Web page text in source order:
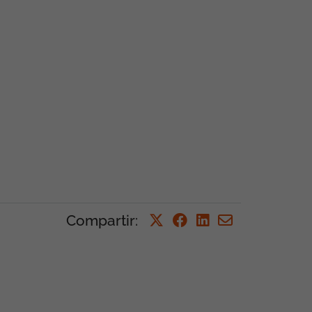
Compartir: